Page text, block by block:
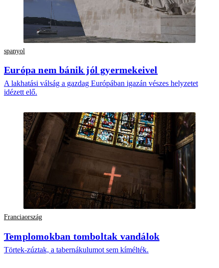
spanyol
Európa nem bánik jól gyermekeivel
A lakhatási válság a gazdag Európában igazán vészes helyzetet
idézett elő.
Franciaország
Templomokban tomboltak vandálok
Törtek-zúztak, a tabernákulumot sem kímélték.